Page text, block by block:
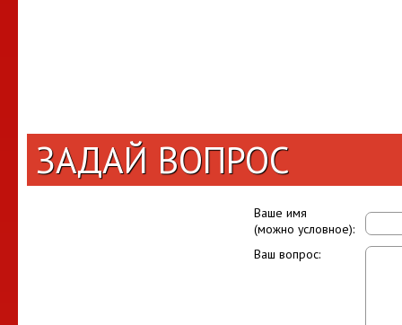
ЗАДАЙ ВОПРОС
Ваше имя
(можно условное):
Ваш вопрос: